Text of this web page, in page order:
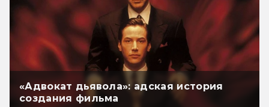
«Адвокат дьявола»: адская история
создания фильма